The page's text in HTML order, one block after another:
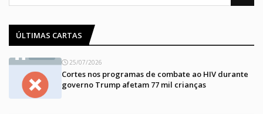
ÚLTIMAS CARTAS
25/07/2026
Cortes nos programas de combate ao HIV durante
governo Trump afetam 77 mil crianças